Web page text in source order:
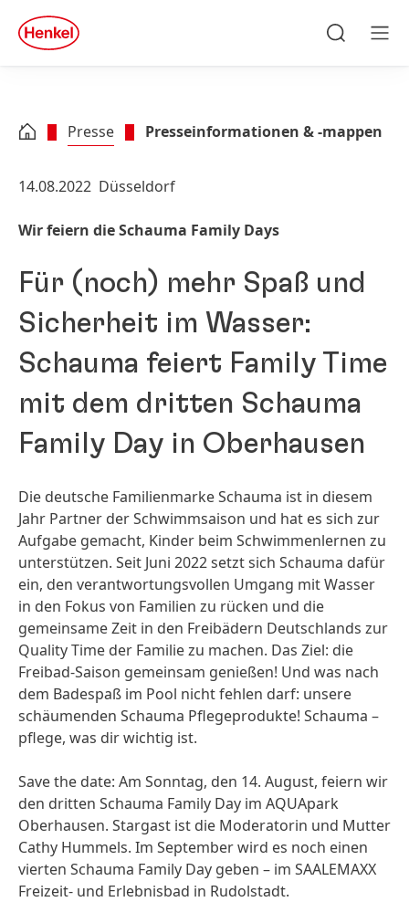
Zu Footer springen
quick
search
Presse Presseinformationen & -mappen
14.08.2022 Düsseldorf
Wir feiern die Schauma Family Days
Für (noch) mehr Spaß und
Sicherheit im Wasser:
Schauma feiert Family Time
mit dem dritten Schauma
Family Day in Oberhausen
Die deutsche Familienmarke Schauma ist in diesem
Jahr Partner der Schwimmsaison und hat es sich zur
Aufgabe gemacht, Kinder beim Schwimmenlernen zu
unterstützen. Seit Juni 2022 setzt sich Schauma dafür
ein, den verantwortungsvollen Umgang mit Wasser
in den Fokus von Familien zu rücken und die
gemeinsame Zeit in den Freibädern Deutschlands zur
Quality Time der Familie zu machen. Das Ziel: die
Freibad-Saison gemeinsam genießen! Und was nach
dem Badespaß im Pool nicht fehlen darf: unsere
schäumenden Schauma Pflegeprodukte! Schauma –
pflege, was dir wichtig ist.
Save the date: Am Sonntag, den 14. August, feiern wir
den dritten Schauma Family Day im AQUApark
Oberhausen. Stargast ist die Moderatorin und Mutter
Cathy Hummels. Im September wird es noch einen
vierten Schauma Family Day geben – im SAALEMAXX
Freizeit- und Erlebnisbad in Rudolstadt.